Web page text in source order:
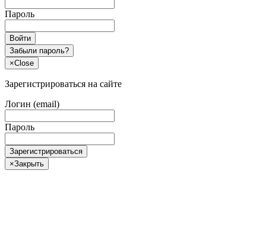
Пароль
Войти
Забыли пароль?
×Close
Зарегистрироваться на сайте
Логин (email)
Пароль
Зарегистрироваться
×Закрыть